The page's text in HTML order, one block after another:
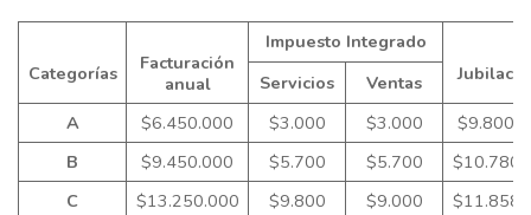
Categorías
Facturación
anual
Impuesto Integrado
Servicios
Ventas
A
$6.450.000 $3.000 $3.000
B
$9.450.000 $5.700 $5.700
C
$13.250.000 $9.800 $9.000